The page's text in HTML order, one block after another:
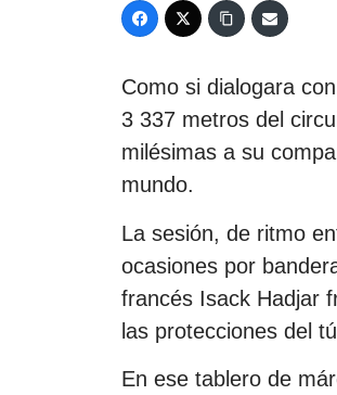
Como si dialogara
3 337 metros del
milésimas a su
mundo.
La sesión, de ritmo
ocasiones por
francés Isack Hadjar
las protecciones del
En ese tablero de